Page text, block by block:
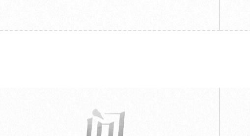
问 Askwin 市场支持